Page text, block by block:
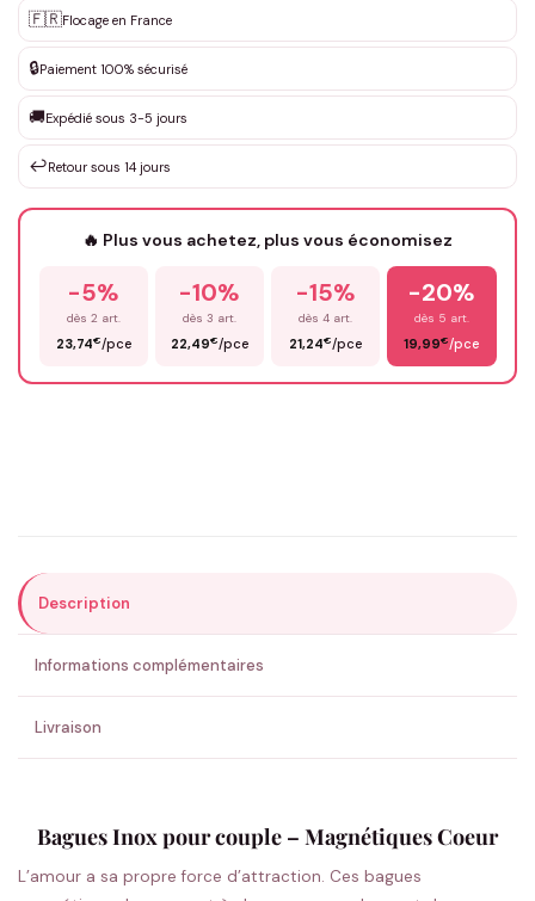
✨ Personnalisation sur mesure
DEVIS GRATUIT · Personnalisation de 3 à 10€ selon la demande
Que souhaitez-vous ?*
Votre texte / idée*
Prénom*
ENVOYER MA DEMANDE ✨
💚 Retour sous 24-48h🇫🇷 Flocage en France✅ Validation avant fabrication
🇫🇷Flocage en France
🔒Paiement 100% sécurisé
🚚Expédié sous 3-5 jours
↩️Retour sous 14 jours
🔥 Plus vous achetez, plus vous économisez
-5%
dès 2 art.
23,74€/pce
-10%
dès 3 art.
22,49€/pce
-15%
dès 4 art.
21,24€/pce
-20%
dès 5 art.
19,99€/pce
Description
Informations complémentaires
Livraison
Bagues Inox pour couple – Magnétiques Coeur
L’amour a sa propre force d’attraction. Ces bagues